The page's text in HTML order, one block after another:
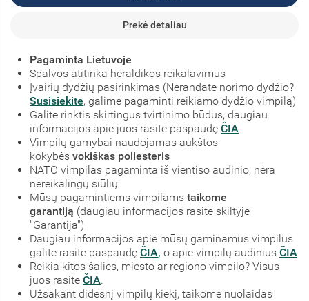
Prekė detaliau
Pagaminta Lietuvoje
Spalvos atitinka heraldikos reikalavimus
Įvairių dydžių pasirinkimas (Nerandate norimo dydžio?
Susisiekite, galime pagaminti reikiamo dydžio vimpilą)
Galite rinktis skirtingus tvirtinimo būdus, daugiau
informacijos apie juos rasite paspaudę ČIA
Vimpilų gamybai naudojamas aukštos
kokybės vokiškas poliesteris
NATO vimpilas pagaminta iš vientiso audinio, nėra
nereikalingų siūlių
Mūsų pagamintiems vimpilams taikome
garantiją (daugiau informacijos rasite skiltyje
"Garantija")
Daugiau informacijos apie mūsų gaminamus vimpilus
galite rasite paspaudę ČIA, o apie vimpilų audinius ČIA
Reikia kitos šalies, miesto ar regiono vimpilo? Visus
juos rasite ČIA.
Užsakant didesnį vimpilų kiekį, taikome nuolaidas